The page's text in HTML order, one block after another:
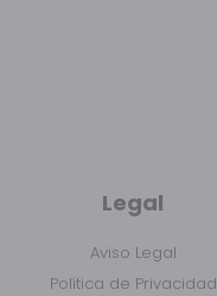
Legal
Aviso Legal
Política de Privacidad